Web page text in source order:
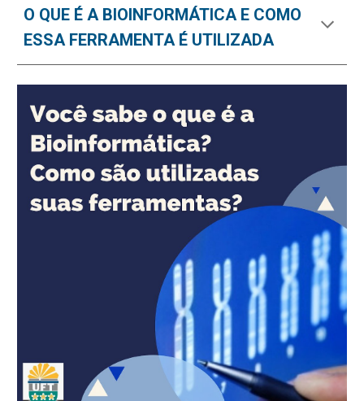
O QUE É A BIOINFORMÁTICA E COMO
ESSA FERRAMENTA É UTILIZADA